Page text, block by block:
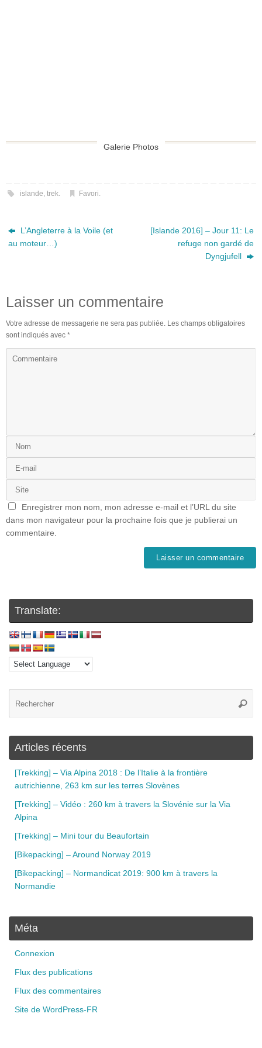
Galerie Photos
islande, trek. Favori.
L’Angleterre à la Voile (et
au moteur…)
[Islande 2016] – Jour 11: Le
refuge non gardé de
Dyngjufell
Laisser un commentaire
Votre adresse de messagerie ne sera pas publiée. Les champs obligatoires
sont indiqués avec *
Enregistrer mon nom, mon adresse e-mail et l’URL du site
dans mon navigateur pour la prochaine fois que je publierai un
commentaire.
Translate:
Articles récents
[Trekking] – Via Alpina 2018 : De l’Italie à la frontière
autrichienne, 263 km sur les terres Slovènes
[Trekking] – Vidéo : 260 km à travers la Slovénie sur la Via
Alpina
[Trekking] – Mini tour du Beaufortain
[Bikepacking] – Around Norway 2019
[Bikepacking] – Normandicat 2019: 900 km à travers la
Normandie
Méta
Connexion
Flux des publications
Flux des commentaires
Site de WordPress-FR